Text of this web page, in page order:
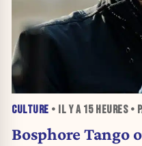
CULTURE • IL Y A 15 HEURES•
Bosphore Tango